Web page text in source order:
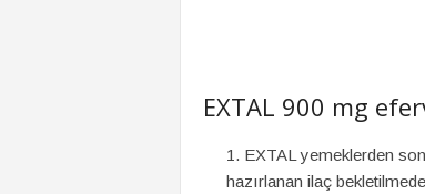
EXTAL 900 mg
EXTAL yemeklerden
hazırlanan ilaç